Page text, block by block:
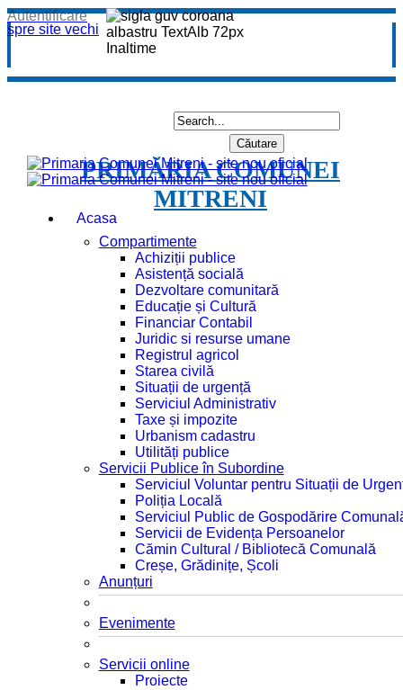
spre site vechi
Autentificare
PRIMĂRIA COMUNEI
MITRENI
Acasa
Compartimente
Achiziții publice
Asistență socială
Dezvoltare comunitară
Educație și Cultură
Financiar Contabil
Juridic si resurse umane
Registrul agricol
Starea civilă
Situații de urgență
Serviciul Administrativ
Taxe și impozite
Urbanism cadastru
Utilități publice
Servicii Publice în Subordine
Serviciul Voluntar pentru Situații de
Poliția Locală
Serviciul Public de Gospodărire
Servicii de Evidența Persoanelor
Cămin Cultural / Bibliotecă Comunală
Creșe, Grădinițe, Școli
Anunțuri
Evenimente
Servicii online
Proiecte